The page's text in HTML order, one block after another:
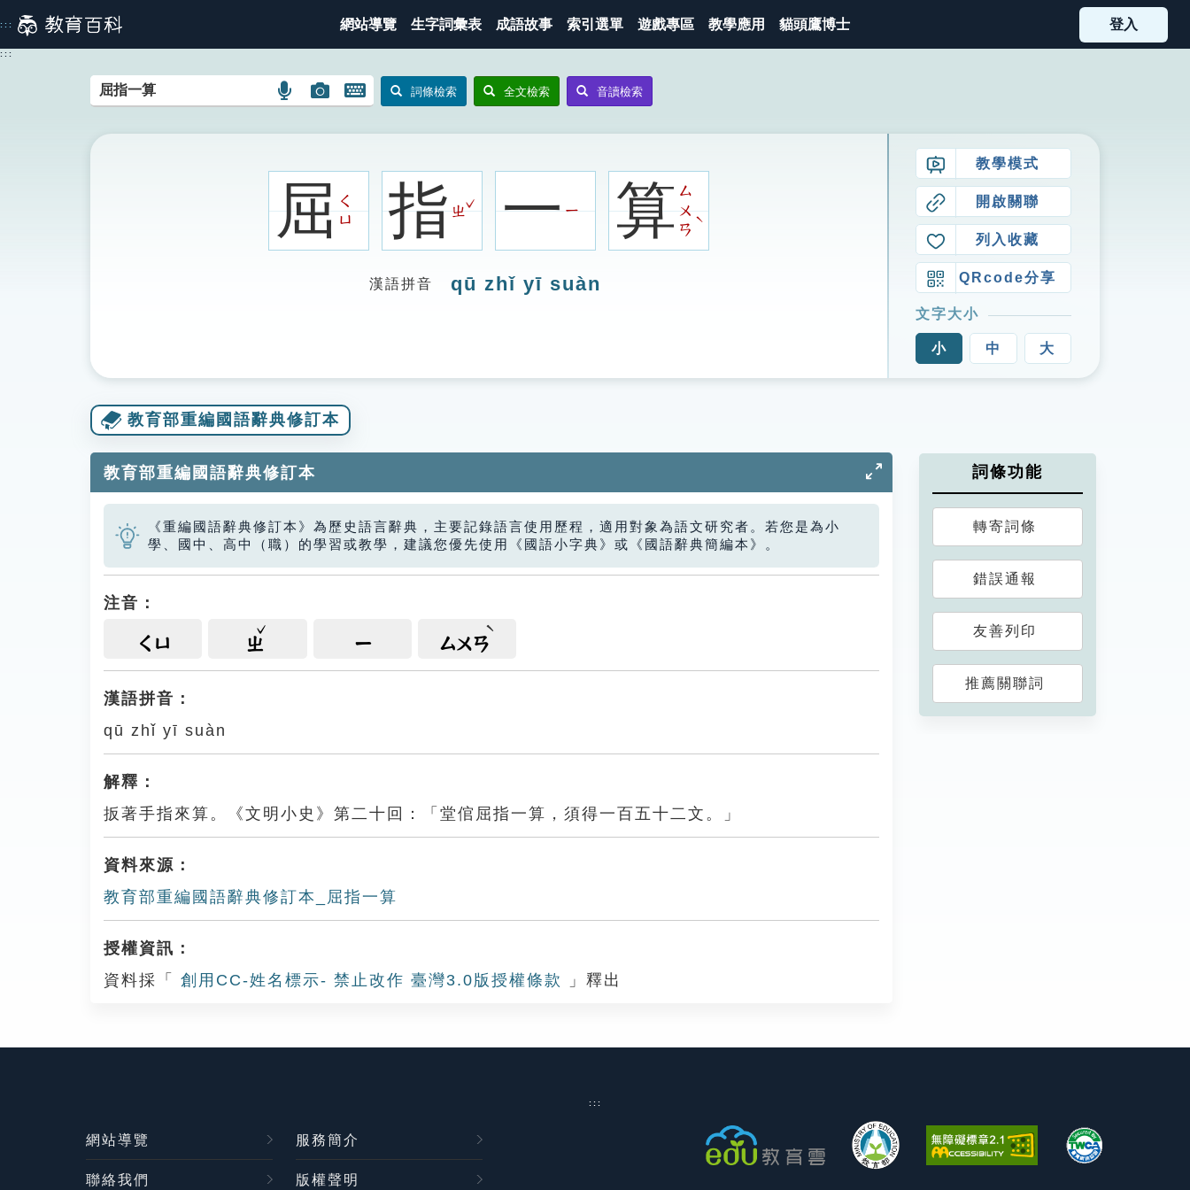
到
主
::: 網站導覽 生字詞彙表 成語故事 索引選單 遊戲專區 教學應用 貓頭鷹博士 登入
:::
語
搜
圖
示
圖
搜
圖
示
開
鍵
圖
詞條檢索 全文檢索 音讀檢索
屈ㄑ
ㄩ
指ㄓ
ˇ 一ㄧ 算ㄙ
ㄨ
ㄢ
ˋ
漢語拼音 qū zhǐ yī suàn
教學模式
開啟關聯
列入收藏
QRcode分享
文字大小
小 中 大
教育部重編國語辭典修訂本
教育部重編國語辭典修訂本
《重編國語辭典修訂本》為歷史語言辭典，主要記錄語言使用歷程，適用對象為語文研究者。若您是為小
學、國中、高中（職）的學習或教學，建議您優先使用《國語小字典》或《國語辭典簡編本》。
注音：
ㄑㄩ ㄓ ㄧ ㄙㄨㄢ
漢語拼音：
qū zhǐ yī suàn
解釋：
扳著手指來算。《文明小史》第二十回：「堂倌屈指一算，須得一百五十二文。」
資料來源：
教育部重編國語辭典修訂本_屈指一算
授權資訊：
資料採「
創用CC-姓名標示- 禁止改作 臺灣3.0版授權條款 」釋出
詞條功能
轉寄詞條
錯誤通報
友善列印
推薦關聯詞
:::
網站導覽 服務簡介
聯絡我們 版權聲明